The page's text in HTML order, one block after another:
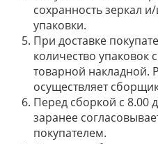
сохранность зеркал
упаковки.
При доставке
количество упаковок
товарной накладной.
осуществляет
Перед сборкой с 8.00
заранее
покупателем.